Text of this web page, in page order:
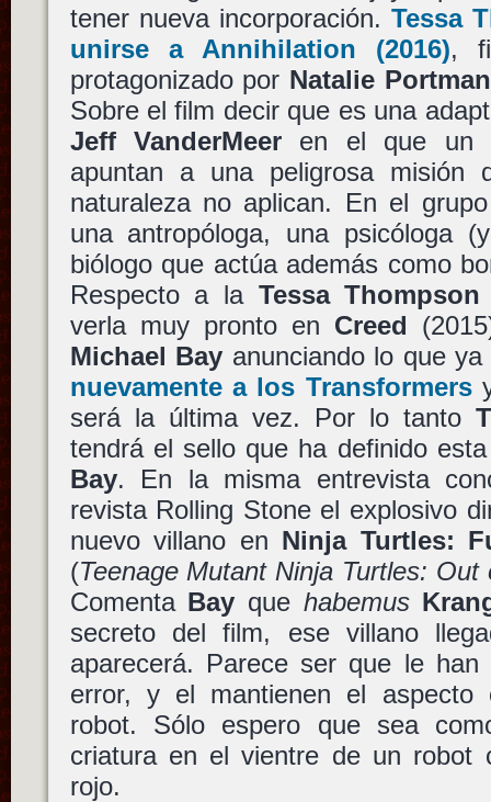
tener nueva incorporación.Tessa
unirse a Annihilation (2016),
protagonizado por Natalie Portman
Sobre el film decir que es una
Jeff VanderMeeren el que un
apuntan a una peligrosa misión
naturaleza no aplican. En el
una antropóloga, una psicóloga
biólogo que actúa además como
Respecto a la Tessa Thompson
verla muy pronto en Creed
Michael Bay anunciando lo que
nuevamente a los Transformers
será la última vez. Por lo tanto
tendrá el sello que ha definido
Bay. En la misma entrevista
revista Rolling Stone el explosivo
nuevo villano en Ninja Turtles:
(Teenage Mutant Ninja Turtles: Out
Comenta Bay que habemus
secreto del film, ese villano
aparecerá. Parece ser que le han
error, y el mantienen el aspecto
robot. Sólo espero que sea
criatura en el vientre de un robot
rojo.